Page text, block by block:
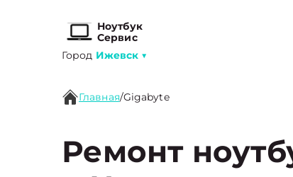
Ноутбук
Сервис
Город Ижевск ▼
Главная/Gigabyte
Ремонт